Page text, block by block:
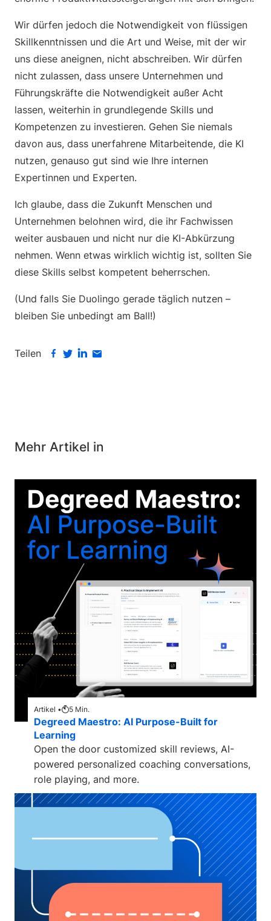
Wir dürfen jedoch die Notwendigkeit von flüssigen
Skillkenntnissen und die Art und Weise, mit der wir
uns diese aneignen, nicht abschreiben. Wir dürfen
nicht zulassen, dass unsere Unternehmen und
Führungskräfte die Notwendigkeit außer Acht
lassen, weiterhin in grundlegende Skills und
Kompetenzen zu investieren. Gehen Sie niemals
davon aus, dass unerfahrene Mitarbeitende, die KI
nutzen, genauso gut sind wie Ihre internen
Expertinnen und Experten.
Ich glaube, dass die Zukunft Menschen und
Unternehmen belohnen wird, die ihr Fachwissen
weiter ausbauen und nicht nur die KI-Abkürzung
nehmen. Wenn etwas wirklich wichtig ist, sollten Sie
diese Skills selbst kompetent beherrschen.
(Und falls Sie Duolingo gerade täglich nutzen –
bleiben Sie unbedingt am Ball!)
Teilen
Mehr Artikel in
Artikel • 5 Min.
Degreed Maestro: AI Purpose-Built for
Learning
Open the door customized skill reviews, AI-
powered personalized coaching conversations,
role playing, and more.